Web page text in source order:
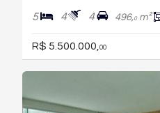
5 4 4 496,0m²
R$ 5.500.000,00